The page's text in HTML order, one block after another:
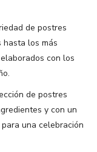
de postres
los más
con los
de postres
y con un
una celebración